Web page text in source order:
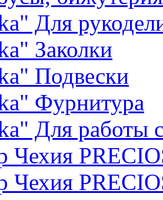
Для
Заколки
Подвески
Фурнитура
Для работы
Чехия
Чехия